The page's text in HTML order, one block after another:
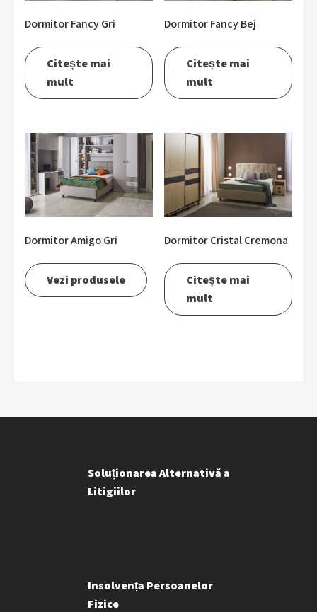
Dormitor Fancy Gri
Citește mai
mult
Dormitor Fancy Bej
Citește mai
mult
Dormitor Amigo Gri
Vezi produsele
Dormitor Cristal Cremona
Citește mai
mult
Soluționarea Alternativă a
Litigiilor
Insolvența Persoanelor
Fizice